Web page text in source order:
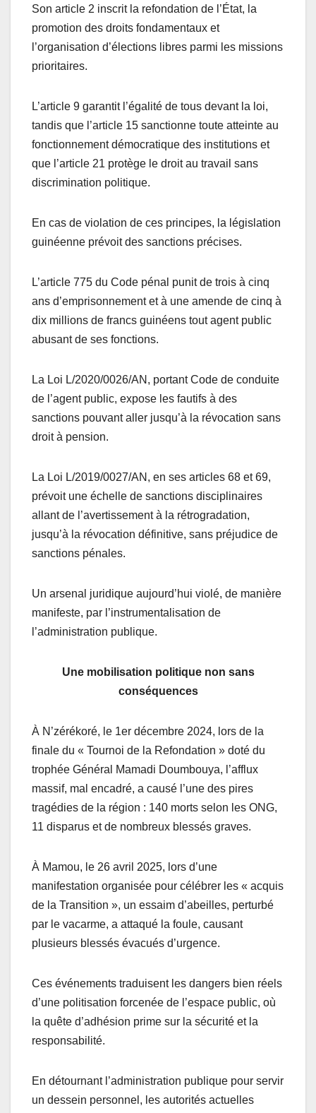
Son article 2 inscrit la refondation de l’État, la
promotion des droits fondamentaux et
l’organisation d’élections libres parmi les missions
prioritaires.
L’article 9 garantit l’égalité de tous devant la loi,
tandis que l’article 15 sanctionne toute atteinte au
fonctionnement démocratique des institutions et
que l’article 21 protège le droit au travail sans
discrimination politique.
En cas de violation de ces principes, la législation
guinéenne prévoit des sanctions précises.
L’article 775 du Code pénal punit de trois à cinq
ans d’emprisonnement et à une amende de cinq à
dix millions de francs guinéens tout agent public
abusant de ses fonctions.
La Loi L/2020/0026/AN, portant Code de conduite
de l’agent public, expose les fautifs à des
sanctions pouvant aller jusqu’à la révocation sans
droit à pension.
La Loi L/2019/0027/AN, en ses articles 68 et 69,
prévoit une échelle de sanctions disciplinaires
allant de l’avertissement à la rétrogradation,
jusqu’à la révocation définitive, sans préjudice de
sanctions pénales.
Un arsenal juridique aujourd’hui violé, de manière
manifeste, par l’instrumentalisation de
l’administration publique.
Une mobilisation politique non sans
conséquences
À N’zérékoré, le 1er décembre 2024, lors de la
finale du « Tournoi de la Refondation » doté du
trophée Général Mamadi Doumbouya, l’afflux
massif, mal encadré, a causé l’une des pires
tragédies de la région : 140 morts selon les ONG,
11 disparus et de nombreux blessés graves.
À Mamou, le 26 avril 2025, lors d’une
manifestation organisée pour célébrer les « acquis
de la Transition », un essaim d’abeilles, perturbé
par le vacarme, a attaqué la foule, causant
plusieurs blessés évacués d’urgence.
Ces événements traduisent les dangers bien réels
d’une politisation forcenée de l’espace public, où
la quête d’adhésion prime sur la sécurité et la
responsabilité.
En détournant l’administration publique pour servir
un dessein personnel, les autorités actuelles